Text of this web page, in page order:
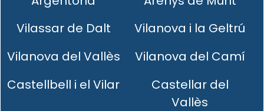
Vilassar de Dalt
Vilanova i la Geltrú
Vilanova del Vallès
Vilanova del Camí
Castellbell i el Vilar
Castellar del
Vallès